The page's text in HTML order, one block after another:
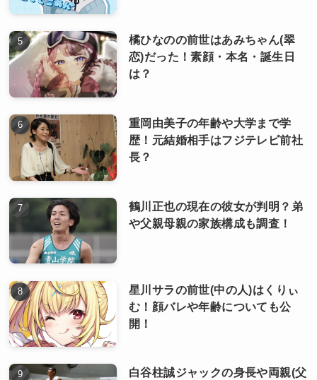
橘ひなのの前世はあみちゃん(翠
恋)だった！素顔・本名・誕生日
は？
重岡由美子の年齢や大学まで学
歴！元結婚相手はフジテレビ前社
長？
鶴川正也の現在の彼女が判明？弟
や父親母親の家族構成も調査！
星川サラの前世(中の人)はくりぃ
む！顔バレや年齢についても公
開！
白谷柱誠ジャックの身長や両親(父